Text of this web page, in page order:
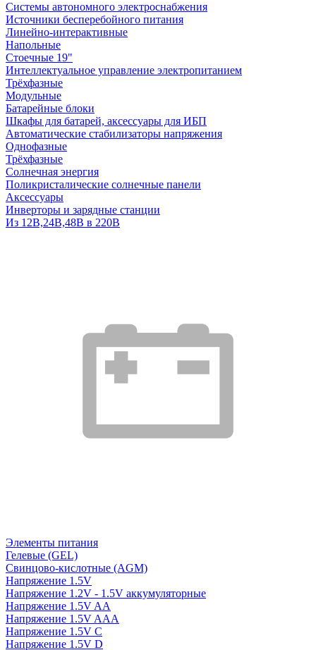
Системы автономного электроснабжения
Источники бесперебойного питания
Линейно-интерактивные
Напольные
Стоечные 19"
Интеллектуальное управление электропитанием
Трёхфазные
Модульные
Батарейные блоки
Шкафы для батарей, аксессуары для ИБП
Автоматические стабилизаторы напряжения
Однофазные
Трёхфазные
Солнечная энергия
Поликристалические солнечные панели
Аксессуары
Инверторы и зарядные станции
Из 12В,24В,48В в 220В
Элементы питания
Гелевые (GEL)
Свинцово-кислотные (AGM)
Напряжение 1.5V
Напряжение 1.2V - 1.5V аккумуляторные
Напряжение 1.5V AA
Напряжение 1.5V AAA
Напряжение 1.5V C
Напряжение 1.5V D